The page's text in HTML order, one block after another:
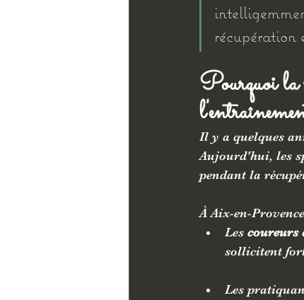
récupération
Pourquoi la
Il y a quelques
Aujourd'hui, les
pendant la
À Aix-en-
Les coureurs
sollicitent
Les